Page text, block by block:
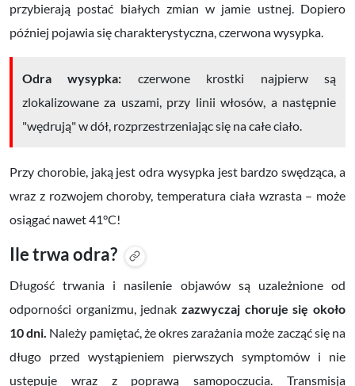
przybierają postać białych zmian w jamie ustnej. Dopiero
później pojawia się charakterystyczna, czerwona wysypka.
Odra wysypka: czerwone krostki najpierw są
zlokalizowane za uszami, przy linii włosów, a następnie
"wędrują" w dół, rozprzestrzeniając się na całe ciało.
Przy chorobie, jaką jest odra wysypka jest bardzo swędząca, a
wraz z rozwojem choroby, temperatura ciała wzrasta – może
osiągać nawet 41°C!
Ile trwa odra?
Długość trwania i nasilenie objawów są uzależnione od
odporności organizmu, jednak zazwyczaj choruje się około
10 dni. Należy pamiętać, żeokres zarażania może zacząć się na
długo przed wystąpieniem pierwszych symptomów i nie
ustępuje wraz z poprawą samopoczucia. Transmisja